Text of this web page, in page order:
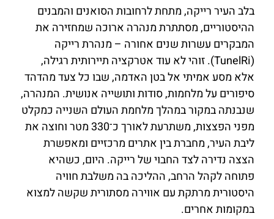
ChatGPT
בלב העיר רייקה, מתחת לרחובות הסואנים והמבנים
ההיסטוריים, מסתתרת מנהרה ארוכה שמחזירה את
המבקרים עשרות שנים אחורה – מנהרת רייקה
(TunelRi). זוהי לא עוד אטרקציה תיירותית רגילה,
אלא מסע אמיתי אל בטן האדמה, שבו כל צעד מהדהד
סיפורים על מלחמות, סודות ותושייה אנושית. המנהרה,
שנבנתה במקור במהלך מלחמת העולם השנייה כמקלט
מפני הפצצות, משתרעת לאורך כ־330 מטר וחוצה את
ליבת העיר, מחברת בין אתרים מרכזיים ומאפשרת
הצצה נדירה לצד החבוי של רייקה. היום, כשהיא
פתוחה לקהל הרחב, ההליכה בה משלבת חוויה
היסטורית מרתקת עם אווירה מסתורית שקשה למצוא
במקומות אחרים.